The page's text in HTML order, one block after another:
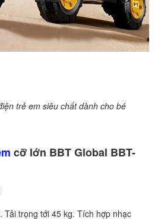
trẻ em siêu chất dành cho bé
cỡ lớn BBT Global BBT-
trọng tới 45 kg. Tích hợp nhạc